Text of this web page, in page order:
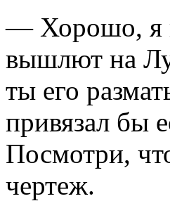
— Хорошо, я
вышлют на
ты его
привязал бы
Посмотри,
чертеж.